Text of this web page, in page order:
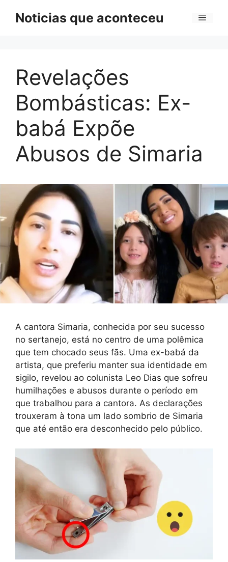
Noticias que aconteceu Menu
Revelações
Bombásticas: Ex-
babá Expõe
Abusos de Simaria
A cantora Simaria, conhecida por seu sucesso
no sertanejo, está no centro de uma polêmica
que tem chocado seus fãs. Uma ex-babá da
artista, que preferiu manter sua identidade em
sigilo, revelou ao colunista Leo Dias que sofreu
humilhações e abusos durante o período em
que trabalhou para a cantora. As declarações
trouxeram à tona um lado sombrio de Simaria
que até então era desconhecido pelo público.